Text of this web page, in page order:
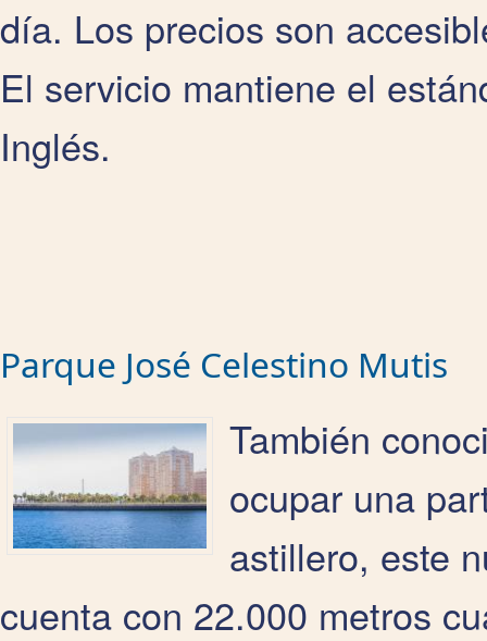
día. Los precios son
El servicio mantiene el
Inglés.
Parque José Celestino Mutis
También
ocupar una
astillero, este
cuenta con 22.000 metros